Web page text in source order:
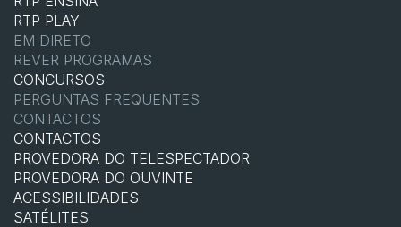
RTP PLAY
EM DIRETO
REVER PROGRAMAS
CONCURSOS
PERGUNTAS FREQUENTES
CONTACTOS
CONTACTOS
PROVEDORA DO TELESPECTADOR
PROVEDORA DO OUVINTE
ACESSIBILIDADES
SATÉLITES